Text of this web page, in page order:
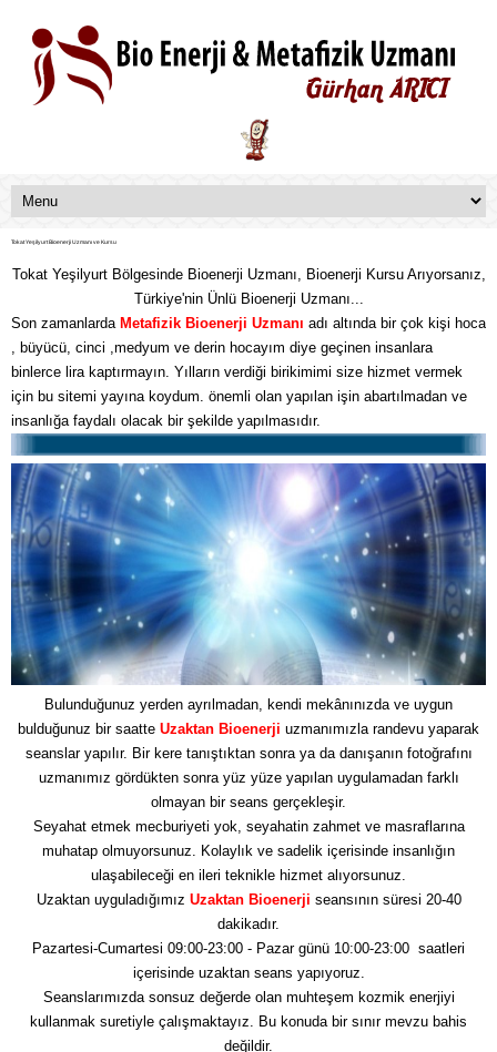
Tokat Yeşilyurt Bioenerji Uzmanı ve Kursu
Tokat Yeşilyurt Bölgesinde Bioenerji Uzmanı, Bioenerji Kursu Arıyorsanız,
Türkiye'nin Ünlü Bioenerji Uzmanı...
Son zamanlarda Metafizik Bioenerji Uzmanı adı altında bir çok kişi hoca
, büyücü, cinci ,medyum ve derin hocayım diye geçinen insanlara
binlerce lira kaptırmayın. Yılların verdiği birikimimi size hizmet vermek
için bu sitemi yayına koydum. önemli olan yapılan işin abartılmadan ve
insanlığa faydalı olacak bir şekilde yapılmasıdır.
Bulunduğunuz yerden ayrılmadan, kendi mekânınızda ve uygun
bulduğunuz bir saatte Uzaktan Bioenerji uzmanımızla randevu yaparak
seanslar yapılır. Bir kere tanıştıktan sonra ya da danışanın fotoğrafını
uzmanımız gördükten sonra yüz yüze yapılan uygulamadan farklı
olmayan bir seans gerçekleşir.
Seyahat etmek mecburiyeti yok, seyahatin zahmet ve masraflarına
muhatap olmuyorsunuz. Kolaylık ve sadelik içerisinde insanlığın
ulaşabileceği en ileri teknikle hizmet alıyorsunuz.
Uzaktan uyguladığımız Uzaktan Bioenerji seansının süresi 20-40
dakikadır.
Pazartesi-Cumartesi 09:00-23:00 - Pazar günü 10:00-23:00 saatleri
içerisinde uzaktan seans yapıyoruz.
Seanslarımızda sonsuz değerde olan muhteşem kozmik enerjiyi
kullanmak suretiyle çalışmaktayız. Bu konuda bir sınır mevzu bahis
değildir.